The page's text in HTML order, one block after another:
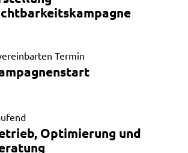
Termin
Optimierung und